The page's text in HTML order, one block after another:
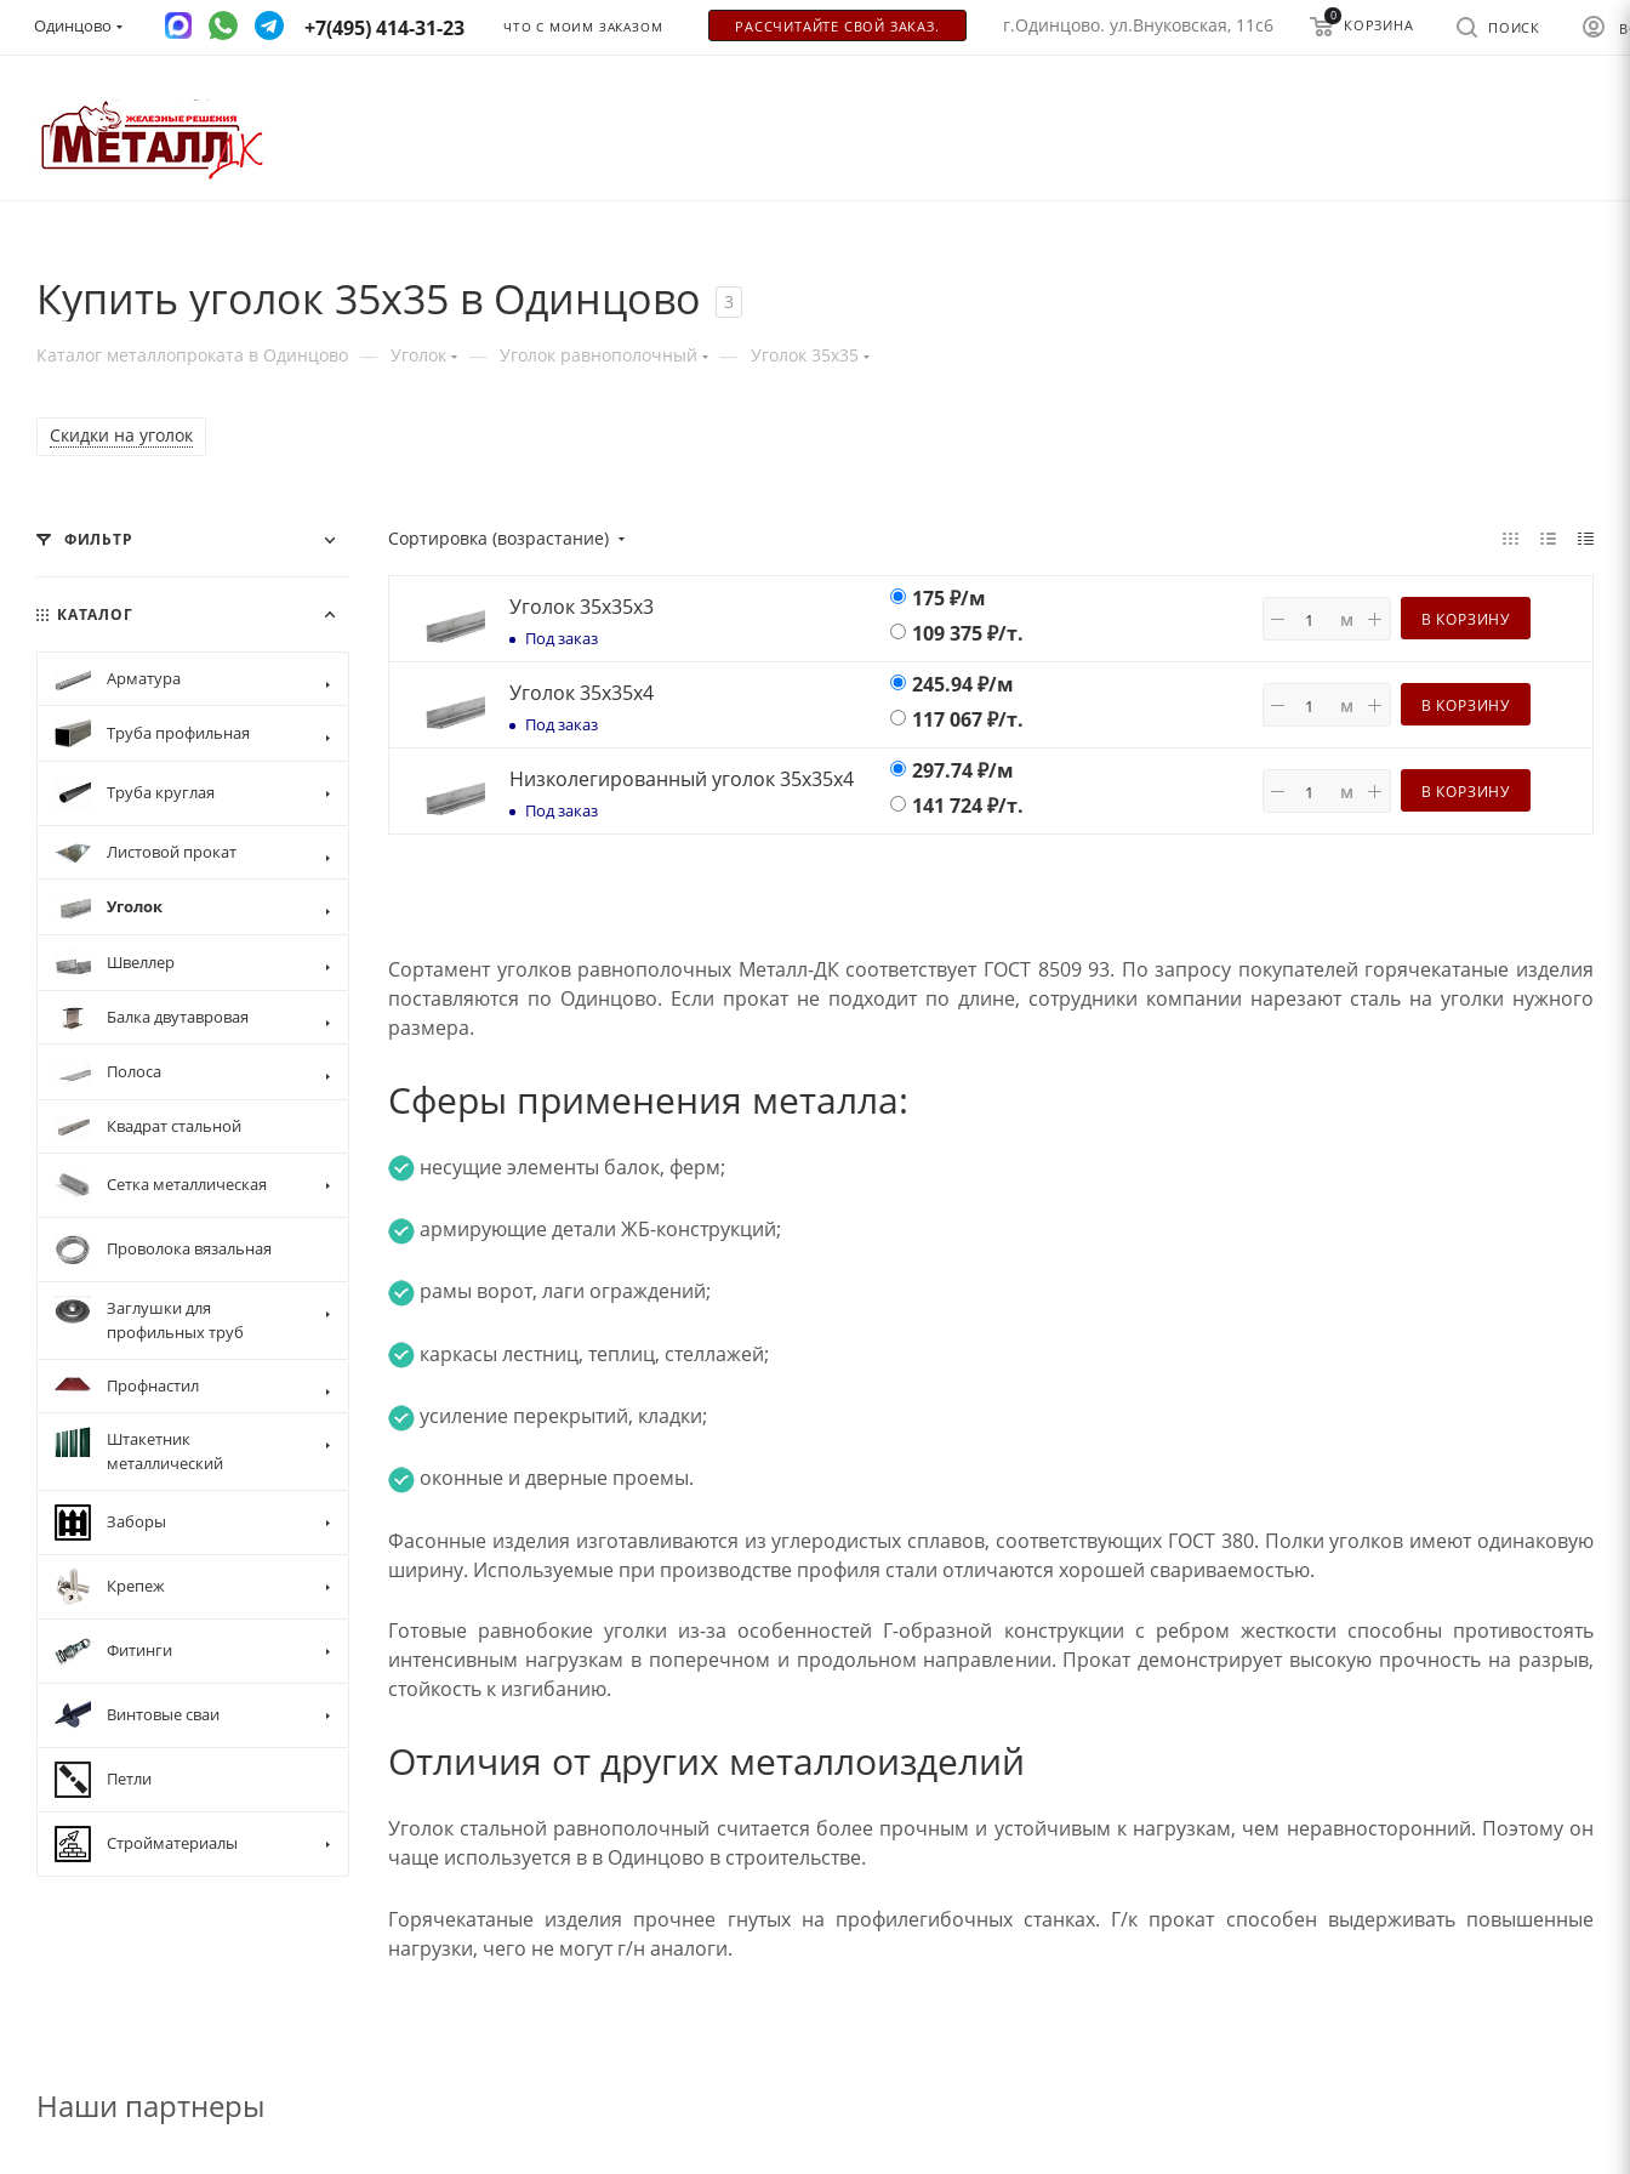
Одинцово +7(495) 414-31-23 ЧТО С МОИМ ЗАКАЗОМ РАСCЧИТАЙТЕ СВОЙ ЗАКАЗ. г.Одинцово. ул.Внуковская, 11с6 ПОИСК
0
КОРЗИНА
Купить уголок 35x35 в Одинцово 3
Каталог металлопроката в Одинцово — Уголок — Уголок равнополочный — Уголок 35x35
Cкидки на уголок
Сортировка (возрастание)
Уголок 35х35х3
Под заказ
175₽/м
109 375₽/т.
м В КОРЗИНУ
Уголок 35х35х4
Под заказ
245.94₽/м
117 067₽/т.
м В КОРЗИНУ
Низколегированный уголок 35х35х4
Под заказ
297.74₽/м
141 724₽/т.
м В КОРЗИНУ
Сортамент уголков равнополочных Металл-ДК соответствует ГОСТ 8509 93. По запросу покупателей горячекатаные изделия
поставляются по Одинцово. Если прокат не подходит по длине, сотрудники компании нарезают сталь на уголки нужного
размера.
Сферы применения металла:
несущие элементы балок, ферм;
армирующие детали ЖБ-конструкций;
рамы ворот, лаги ограждений;
каркасы лестниц, теплиц, стеллажей;
усиление перекрытий, кладки;
оконные и дверные проемы.
Фасонные изделия изготавливаются из углеродистых сплавов, соответствующих ГОСТ 380. Полки уголков имеют одинаковую
ширину. Используемые при производстве профиля стали отличаются хорошей свариваемостью.
Готовые равнобокие уголки из-за особенностей Г-образной конструкции с ребром жесткости способны противостоять
интенсивным нагрузкам в поперечном и продольном направлении. Прокат демонстрирует высокую прочность на разрыв,
стойкость к изгибанию.
Отличия от других металлоизделий
Уголок стальной равнополочный считается более прочным и устойчивым к нагрузкам, чем неравносторонний. Поэтому он
чаще используется в в Одинцово в строительстве.
Горячекатаные изделия прочнее гнутых на профилегибочных станках. Г/к прокат способен выдерживать повышенные
нагрузки, чего не могут г/н аналоги.
ФИЛЬТР
КАТАЛОГ
Арматура
Труба профильная
Труба круглая
Листовой прокат
Уголок
Швеллер
Балка двутавровая
Полоса
Квадрат стальной
Сетка металлическая
Проволока вязальная
Заглушки для
профильных труб
Профнастил
Штакетник
металлический
Заборы
Крепеж
Фитинги
Винтовые сваи
Петли
Стройматериалы
Наши партнеры